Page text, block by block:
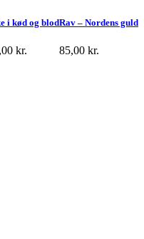
Rav – Nordens guld
85,00 kr.
i kød og blod
kr.